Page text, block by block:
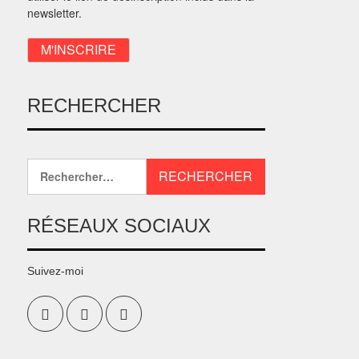
newsletter.
RECHERCHER
RÉSEAUX SOCIAUX
Suivez-moi